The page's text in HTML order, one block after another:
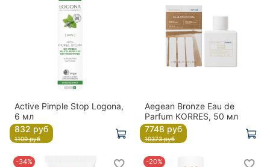
Active Pimple Stop Logona,
6 мл
832 руб
1109 руб
Aegean Bronze Eau de
Parfum KORRES, 50 мл
7748 руб
10373 руб
-34% -20%